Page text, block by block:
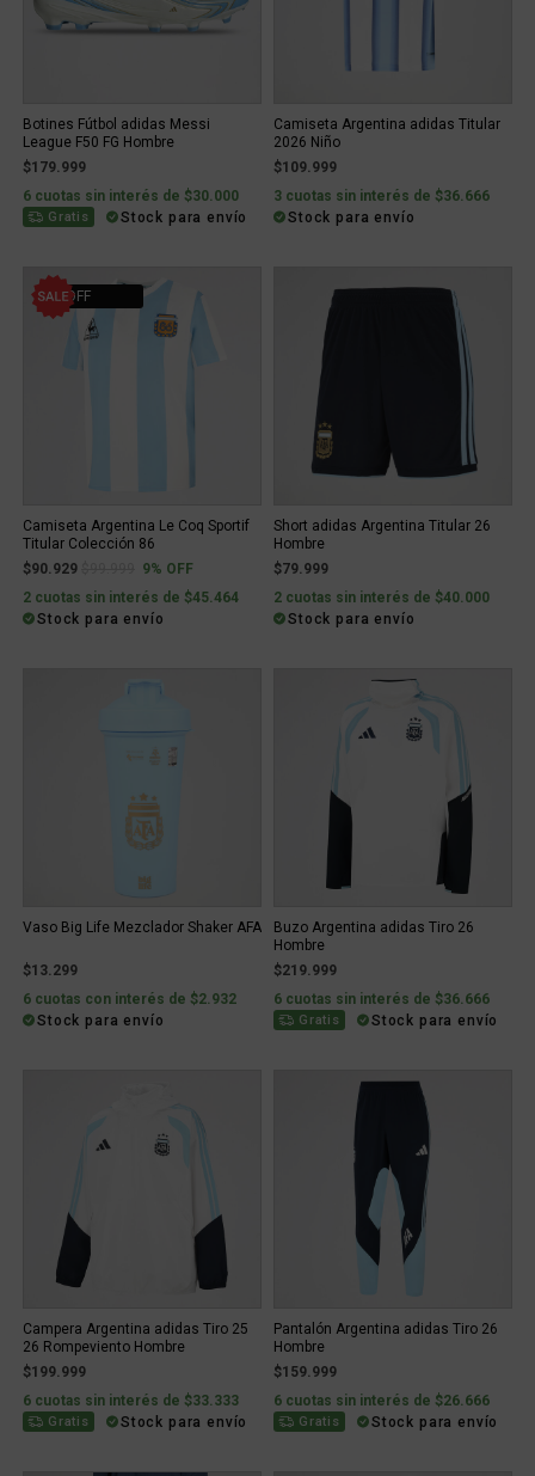
Botines Fútbol adidas Messi
League F50 FG Hombre
$179.999
6 cuotas sin interés de $30.000
Gratis Stock para envío
Camiseta Argentina adidas Titular
2026 Niño
$109.999
3 cuotas sin interés de $36.666
Stock para envío
9% OFF
Camiseta Argentina Le Coq Sportif
Titular Colección 86
$90.929
Price reduced from
to9% OFF
2 cuotas sin interés de $45.464
Stock para envío
Short adidas Argentina Titular 26
Hombre
$79.999
2 cuotas sin interés de $40.000
Stock para envío
Vaso Big Life Mezclador Shaker AFA
$13.299
6 cuotas con interés de $2.932
Stock para envío
Buzo Argentina adidas Tiro 26
Hombre
$219.999
6 cuotas sin interés de $36.666
Gratis Stock para envío
Campera Argentina adidas Tiro 25
26 Rompeviento Hombre
$199.999
6 cuotas sin interés de $33.333
Gratis Stock para envío
Pantalón Argentina adidas Tiro 26
Hombre
$159.999
6 cuotas sin interés de $26.666
Gratis Stock para envío